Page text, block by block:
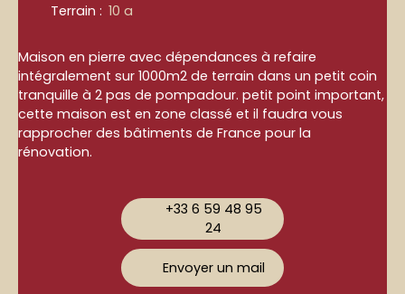
Terrain : 10 a
Maison en pierre avec dépendances à refaire
intégralement sur 1000m2 de terrain dans un petit coin
tranquille à 2 pas de pompadour. petit point important,
cette maison est en zone classé et il faudra vous
rapprocher des bâtiments de France pour la
rénovation.
+33 6 59 48 95
24
Envoyer un mail